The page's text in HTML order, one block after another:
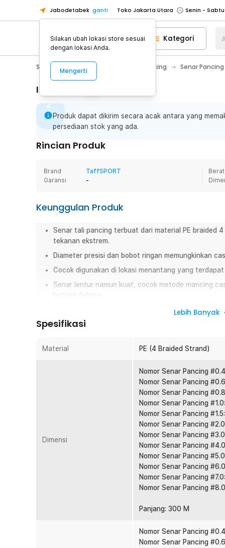
Jabodetabek ganti Toko Jakarta Utara
Toko Tangerang
Toko Cikupa
Pick n Go Jakarta Barat
Senin -
Pick n Go Bekasi
Senin - Jumat
Senin - Jumat
Senin -
Toko Jakarta Barat
Senin -
Toko Jakarta Utara
Senin -
Pick n Go Depok
Kategori
Sport & Outdoor Olahraga Memancing Senar Pancing
Informasi Penting
Produk dapat dikirim secara acak antara yang
persediaan stok yang ada.
Rincian Produk
Brand
TaffSPORT
Garansi
-
Keunggulan Produk
Senar tali pancing terbuat dari material PE braided
tekanan ekstrem.
Diameter presisi dan bobot ringan memungkinkan
Cocok digunakan di lokasi menantang yang
Senar lentur namun kuat, cocok metode mancing
bottom fishing.
Dapat digunakan di air asin yang korosif atau air
Overview
Jangan sampai momen strike lepas hanya karena senar
memancing. Cocok digunakan di laut, sungai, dan kolam
fight ikan besar. Solusi tepat untuk pemancing pemula
Material PE Braided 4 Strand Kuat
Menggunakan bahan PE braided 4 anyaman yang
rapat membantu menahan tarikan besar saat strike.
Panjang 300 M Lebih Fleksibel
Dengan panjang 300 M, senar cukup untuk pengisian
Bisa digunakan untuk beberapa setup sekaligus. Lebih
Diameter Presisi dan Casting Jauh
Diameter senar dibuat presisi agar lebih licin saat
jauh dan akurat saat casting. Sangat cocok untuk
Lebih Banyak
Spesifikasi
Material PE (4 Braided Strand)
Dimensi
Nomor Senar Pancing
Nomor Senar Pancing
Nomor Senar Pancing
Nomor Senar Pancing
Nomor Senar Pancing
Nomor Senar Pancing
Nomor Senar Pancing
Nomor Senar Pancing
Nomor Senar Pancing
Nomor Senar Pancing
Nomor Senar Pancing
Nomor Senar Pancing
Panjang: 300 M
Nomor Senar Pancing
Nomor Senar Pancing
Silakan ubah lokasi store sesuai
dengan lokasi Anda.
Mengerti